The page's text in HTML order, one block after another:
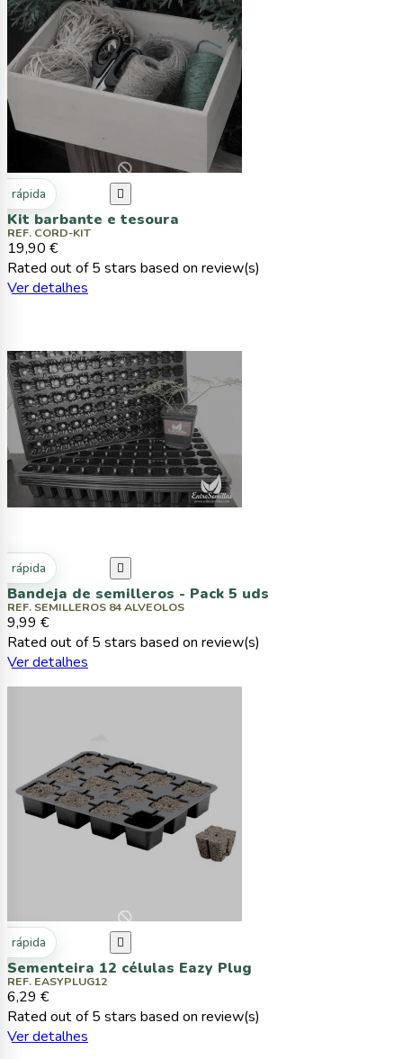
rápida 
Kit barbante e tesoura
REF. CORD-KIT
19,90 €
Rated out of 5 stars based on review(s)
Ver detalhes
rápida 
Bandeja de semilleros - Pack 5 uds
REF. SEMILLEROS 84 ALVEOLOS
9,99 €
Rated out of 5 stars based on review(s)
Ver detalhes
rápida 
Sementeira 12 células Eazy Plug
REF. EASYPLUG12
6,29 €
Rated out of 5 stars based on review(s)
Ver detalhes